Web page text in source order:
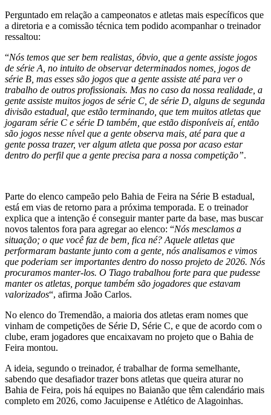
Perguntado em relação a campeonatos e atletas mais específicos que
a diretoria e a comissão técnica tem podido acompanhar o treinador
ressaltou:
“Nós temos que ser bem realistas, óbvio, que a gente assiste jogos
de série A, no intuito de observar determinados nomes, jogos de
série B, mas esses são jogos que a gente assiste até para ver o
trabalho de outros profissionais. Mas no caso da nossa realidade, a
gente assiste muitos jogos de série C, de série D, alguns de segunda
divisão estadual, que estão terminando, que tem muitos atletas que
jogaram série C e série D também, que estão disponíveis aí, então
são jogos nesse nível que a gente observa mais, até para que a
gente possa trazer, ver algum atleta que possa por acaso estar
dentro do perfil que a gente precisa para a nossa competição”.
Parte do elenco campeão pelo Bahia de Feira na Série B estadual,
está em vias de retorno para a próxima temporada. E o treinador
explica que a intenção é conseguir manter parte da base, mas buscar
novos talentos fora para agregar ao elenco: “Nós mesclamos a
situação; o que você faz de bem, fica né? Aquele atletas que
performaram bastante junto com a gente, nós analisamos e vimos
que poderiam ser importantes dentro do nosso projeto de 2026. Nós
procuramos manter-los. O Tiago trabalhou forte para que pudesse
manter os atletas, porque também são jogadores que estavam
valorizados“, afirma João Carlos.
No elenco do Tremendão, a maioria dos atletas eram nomes que
vinham de competições de Série D, Série C, e que de acordo com o
clube, eram jogadores que encaixavam no projeto que o Bahia de
Feira montou.
A ideia, segundo o treinador, é trabalhar de forma semelhante,
sabendo que desafiador trazer bons atletas que queira aturar no
Bahia de Feira, pois há equipes no Baianão que têm calendário mais
completo em 2026, como Jacuipense e Atlético de Alagoinhas.